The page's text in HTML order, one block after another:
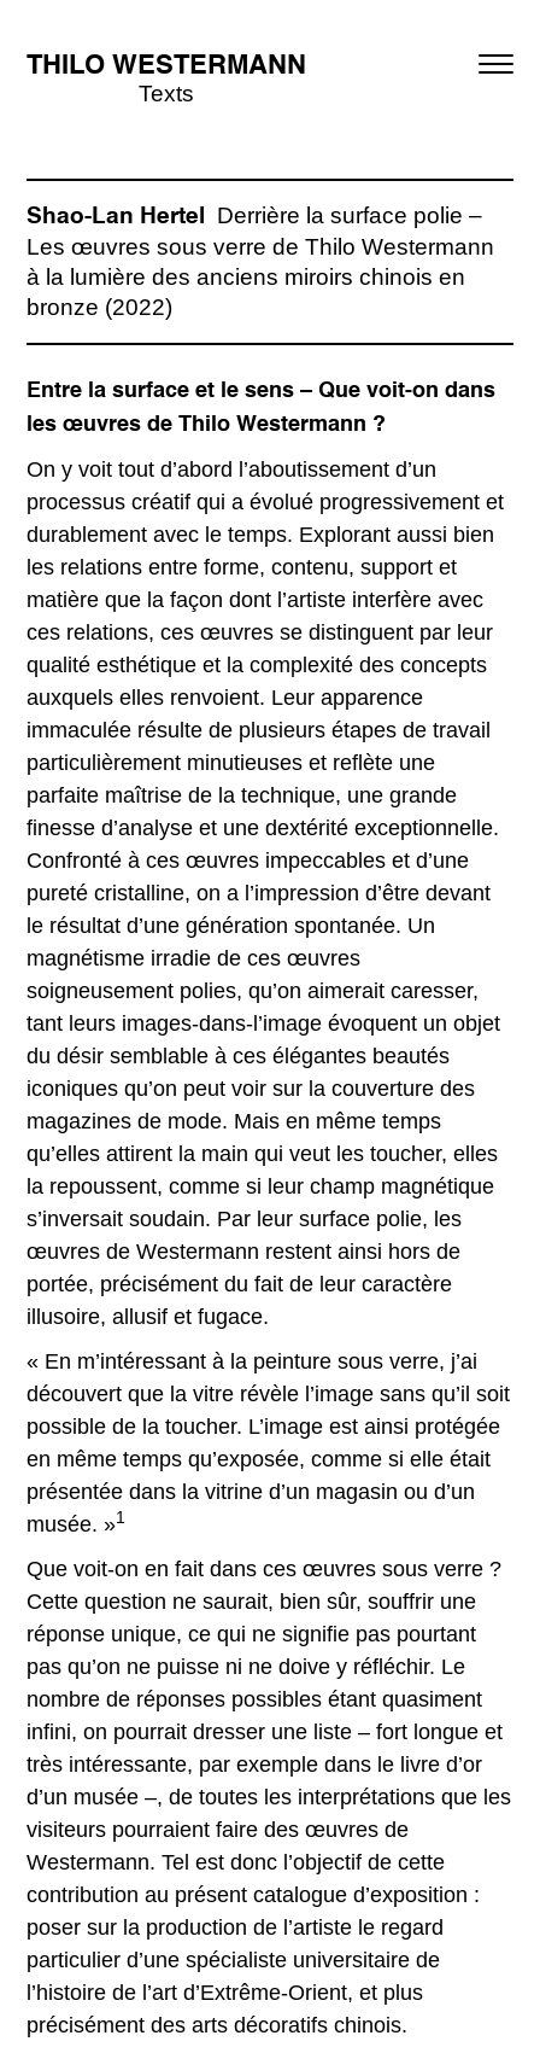
THILO WESTERMANN
Texts
Shao-Lan Hertel
Derrière la surface polie –
Les œuvres sous verre de Thilo Westermann
à la lumière des anciens miroirs chinois en
bronze (2022)
Entre la surface et le sens – Que voit-on dans
les œuvres de Thilo Westermann ?
On y voit tout d’abord l’aboutissement d’un
processus créatif qui a évolué progressivement et
durablement avec le temps. Explorant aussi bien
les relations entre forme, contenu, support et
matière que la façon dont l’artiste interfère avec
ces relations, ces œuvres se distinguent par leur
qualité esthétique et la complexité des concepts
auxquels elles renvoient. Leur apparence
immaculée résulte de plusieurs étapes de travail
particulièrement minutieuses et reflète une
parfaite maîtrise de la technique, une grande
finesse d’analyse et une dextérité exceptionnelle.
Confronté à ces œuvres impeccables et d’une
pureté cristalline, on a l’impression d’être devant
le résultat d’une génération spontanée. Un
magnétisme irradie de ces œuvres
soigneusement polies, qu’on aimerait caresser,
tant leurs images-dans-l’image évoquent un objet
du désir semblable à ces élégantes beautés
iconiques qu’on peut voir sur la couverture des
magazines de mode. Mais en même temps
qu’elles attirent la main qui veut les toucher, elles
la repoussent, comme si leur champ magnétique
s’inversait soudain. Par leur surface polie, les
œuvres de Westermann restent ainsi hors de
portée, précisément du fait de leur caractère
illusoire, allusif et fugace.
« En m’intéressant à la peinture sous verre, j’ai
découvert que la vitre révèle l’image sans qu’il soit
possible de la toucher. L’image est ainsi protégée
en même temps qu’exposée, comme si elle était
présentée dans la vitrine d’un magasin ou d’un
musée. »1
Que voit-on en fait dans ces œuvres sous verre ?
Cette question ne saurait, bien sûr, souffrir une
réponse unique, ce qui ne signifie pas pourtant
pas qu’on ne puisse ni ne doive y réfléchir. Le
nombre de réponses possibles étant quasiment
infini, on pourrait dresser une liste – fort longue et
très intéressante, par exemple dans le livre d’or
d’un musée –, de toutes les interprétations que les
visiteurs pourraient faire des œuvres de
Westermann. Tel est donc l’objectif de cette
contribution au présent catalogue d’exposition :
poser sur la production de l’artiste le regard
particulier d’une spécialiste universitaire de
l’histoire de l’art d’Extrême-Orient, et plus
précisément des arts décoratifs chinois.